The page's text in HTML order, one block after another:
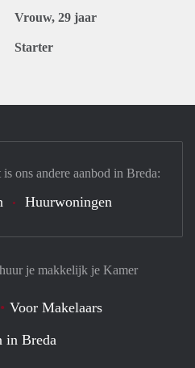
Vrouw, 29 jaar
Starter
je makkelijk je Kamer
Voor Makelaars
in Breda
ons andere aanbod in Breda:
Huurwoningen